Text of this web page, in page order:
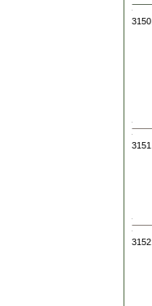
3150.
3151.
3152.